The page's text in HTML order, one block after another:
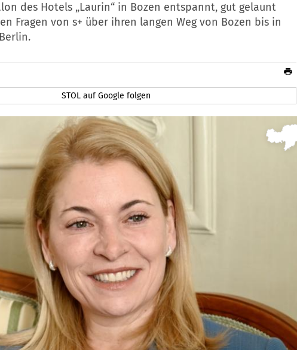
des Hotels „Laurin“ in Bozen entspannt, gut gelaunt
Fragen von s+ über ihren langen Weg von Bozen bis in
STOL auf Google folgen